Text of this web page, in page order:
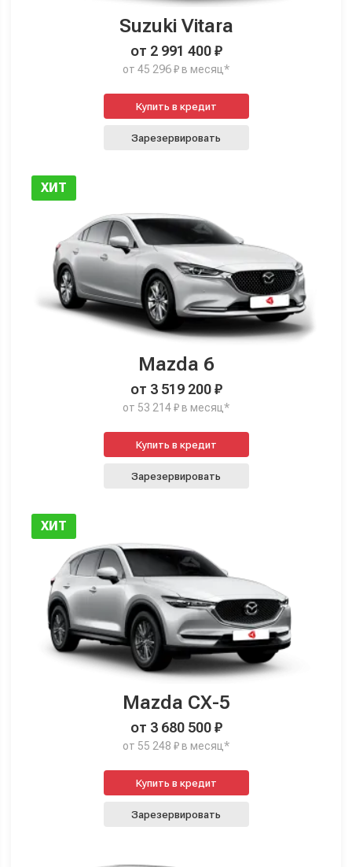
Suzuki Vitara
от 2 991 400 ₽
от 45 296 ₽ в месяц*
Купить в кредит
Зарезервировать
ХИТ
Mazda 6
от 3 519 200 ₽
от 53 214 ₽ в месяц*
Купить в кредит
Зарезервировать
ХИТ
Mazda CX-5
от 3 680 500 ₽
от 55 248 ₽ в месяц*
Купить в кредит
Зарезервировать